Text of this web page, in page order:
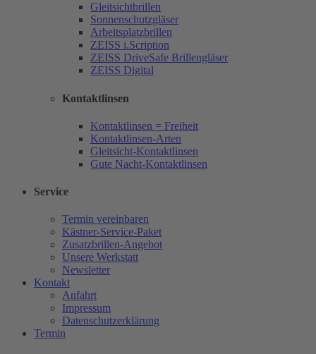
Gleitsichtbrillen
Sonnenschutzgläser
Arbeitsplatzbrillen
ZEISS i.Scription
ZEISS DriveSafe Brillengläser
ZEISS Digital
Kontaktlinsen
Kontaktlinsen = Freiheit
Kontaktlinsen-Arten
Gleitsicht-Kontaktlinsen
Gute Nacht-Kontaktlinsen
Service
Termin vereinbaren
Kästner-Service-Paket
Zusatzbrillen-Angebot
Unsere Werkstatt
Newsletter
Kontakt
Anfahrt
Impressum
Datenschutzerklärung
Termin